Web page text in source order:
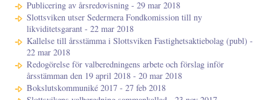
Publicering av årsredovisning - 29 mar 2018
Slottsviken utser Sedermera Fondkomission till ny
likviditetsgarant - 22 mar 2018
Kallelse till årsstämma i Slottsviken Fastighetsaktiebolag (publ) -
22 mar 2018
Redogörelse för valberedningens arbete och förslag inför
årsstämman den 19 april 2018 - 20 mar 2018
Bokslutskommuniké 2017 - 27 feb 2018